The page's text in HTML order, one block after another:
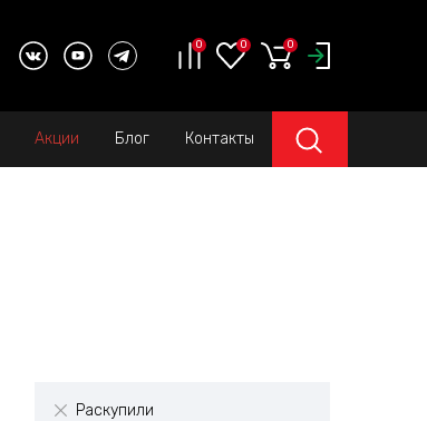
0 0 0
Акции Блог Контакты
Раскупили